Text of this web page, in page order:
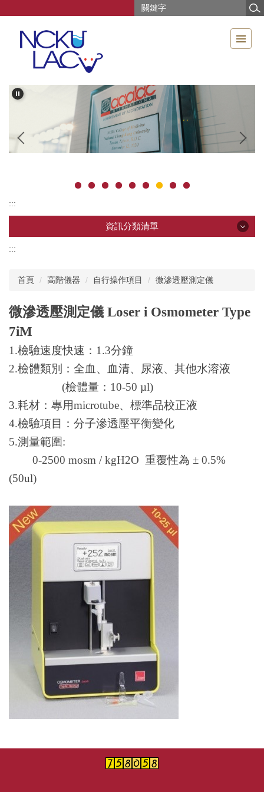
:::
資訊分類清單
中心簡介
年報
課程資訊
動物相關資料
斑馬魚核心實驗室
院內動物價格表及代養費
校外人員教育訓練技術服務
台灣小鼠診所與動物設施聯盟
高階儀器
『論文致謝』格式
相關網站
活動照片
常見問題Q&A
:::
首頁 高階儀器 自行操作項目 微滲透壓測定儀
微滲透壓測定儀 Loser i Osmometer Type
7iM
1.檢驗速度快速：1.3分鐘
2.檢體類別：全血、血清、尿液、其他水溶液
(檢體量：10-50 µl)
3.耗材：專用microtube、標準品校正液
4.檢驗項目：分子滲透壓平衡變化
5.測量範圍:
0-2500 mosm / kgH2O 重覆性為 ± 0.5%
(50ul)